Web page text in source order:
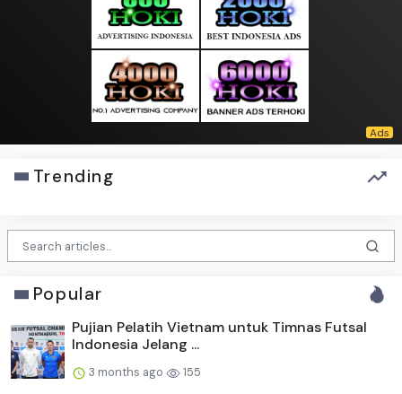
Trending
Popular
Pujian Pelatih Vietnam untuk Timnas Futsal
Indonesia Jelang ...
3 months ago 155